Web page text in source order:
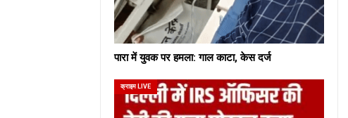
पारा में युवक पर हमला: गाल काटा, केस दर्ज
क्राइम LIVE